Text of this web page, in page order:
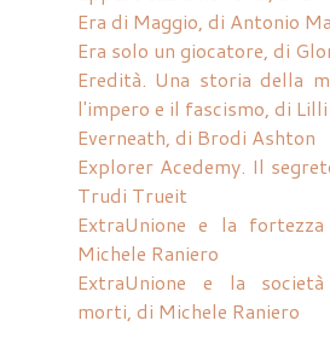
Era di Maggio, di Antonio
Era solo un giocatore, di
Eredità. Una storia della
l'impero e il fascismo, di
Everneath, di Brodi Ashton
Explorer Acedemy. Il
Trudi Trueit
ExtraUnione e la
Michele Raniero
ExtraUnione e la
morti, di Michele Raniero